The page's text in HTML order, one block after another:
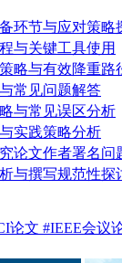
环节与应对策略
与关键工具使用
略与有效降重路
常见问题解答
与常见误区分析
实践策略分析
论文作者署名问
与撰写规范性探
论文 #IEEE会议